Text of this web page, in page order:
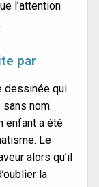
l’attention
par
dessinée qui
nom.
enfant a été
Le
alors qu’il
la